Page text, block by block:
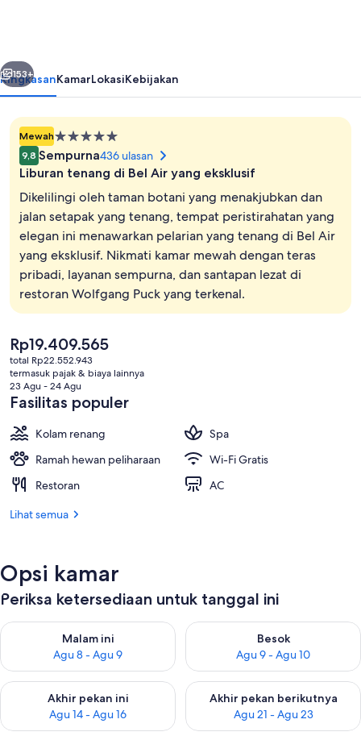
Collection
Melayani sarapan, makan siang, dan
Berikutnya
153+
RingkasanKamarLokasiKebijakan
MewahProperti
bintang
5.0
9,8 Sempurna436 ulasan
Liburan tenang di Bel Air yang eksklusif
Dikelilingi oleh taman botani yang menakjubkan dan
jalan setapak yang tenang, tempat peristirahatan yang
elegan ini menawarkan pelarian yang tenang di Bel Air
yang eksklusif. Nikmati kamar mewah dengan teras
pribadi, layanan sempurna, dan santapan lezat di
restoran Wolfgang Puck yang terkenal.
Harga
saat
ini
Rp19.409.565
Rp19.409.565
total Rp22.552.943
termasuk pajak & biaya lainnya
23 Agu - 24 Agu
Fasilitas populer
Kolam renang
Spa
Ramah hewan peliharaan
Wi-Fi Gratis
Restoran
AC
Lihat semua
Opsi kamar
Periksa ketersediaan untuk tanggal ini
Malam ini
Agu 8 - Agu 9
Periksa ketersediaan untuk malam ini Agu 8 - Agu 9
Besok
Agu 9 - Agu 10
Periksa ketersediaan untuk
Akhir pekan ini
Agu 14 - Agu 16
Periksa ketersediaan untuk akhir pekan ini Agu 14 - Agu 16
Akhir pekan berikutnya
Agu 21 - Agu 23
Periksa ketersediaan untuk